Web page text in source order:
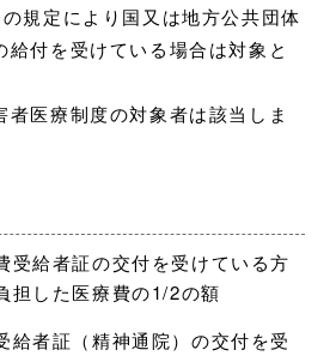
規定により国又は地方公共団体
給付を受けている場合は対象と
者医療制度の対象者は該当しま
受給者証の交付を受けている方
担した医療費の1/2の額
給者証（精神通院）の交付を受